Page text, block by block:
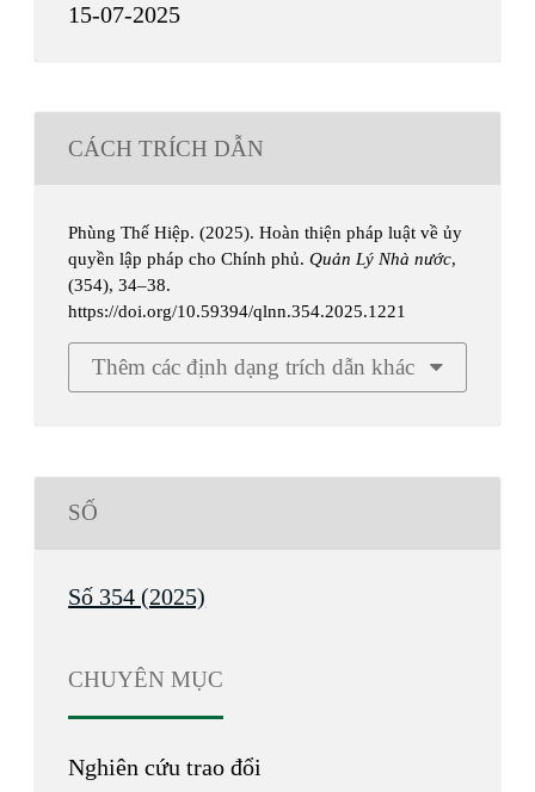
15-07-2025
CÁCH TRÍCH DẪN
Phùng Thế Hiệp. (2025). Hoàn thiện pháp luật về ủy
quyền lập pháp cho Chính phủ.Quản Lý Nhà nước,
(354), 34–38.
https://doi.org/10.59394/qlnn.354.2025.1221
Thêm các định dạng trích dẫn khác
SỐ
Số 354 (2025)
CHUYÊN MỤC
Nghiên cứu trao đổi